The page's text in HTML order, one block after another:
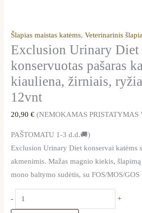
Šlapias maistas katėms,Veterinarinis
Exclusion Urinary Diet
konservuotas pašaras
kiauliena, žirniais,
12vnt
20,90€ (NEMOKAMAS PRISTATYMAS
PAŠTOMATU 1-3 d.d.🚚)
Exclusion Urinary Diet konservai katėms
akmenimis. Mažas magnio kiekis,
mono baltymo sudėtis, su FOS/MOS/
- +